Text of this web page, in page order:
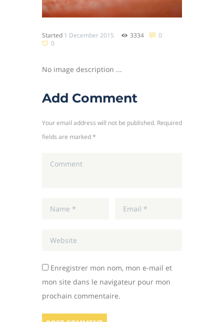
Started 1 December 2015 3334
0
0
No image description ...
Add Comment
Your email address will not be published. Required
fields are marked *
Enregistrer mon nom, mon e-mail et
mon site dans le navigateur pour mon
prochain commentaire.